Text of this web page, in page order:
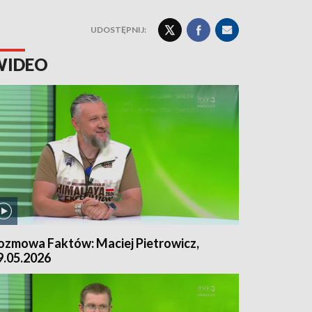
UDOSTĘPNIJ:
Faktów: Maciej Pietrowicz,